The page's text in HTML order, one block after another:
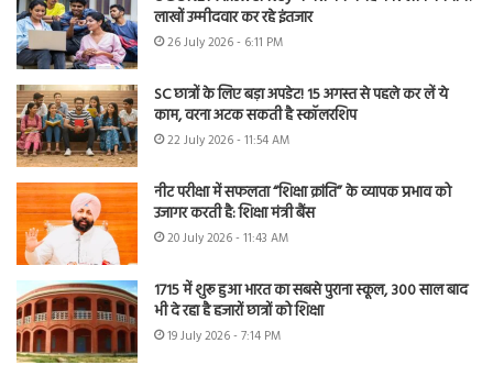
लाखों उम्मीदवार कर रहे इंतजार
26 July 2026 - 6:11 PM
SC छात्रों के लिए बड़ा अपडेट! 15 अगस्त से पहले कर लें ये
काम, वरना अटक सकती है स्कॉलरशिप
22 July 2026 - 11:54 AM
नीट परीक्षा में सफलता “शिक्षा क्रांति” के व्यापक प्रभाव को
उजागर करती है: शिक्षा मंत्री बैंस
20 July 2026 - 11:43 AM
1715 में शुरू हुआ भारत का सबसे पुराना स्कूल, 300 साल बाद
भी दे रहा है हजारों छात्रों को शिक्षा
19 July 2026 - 7:14 PM